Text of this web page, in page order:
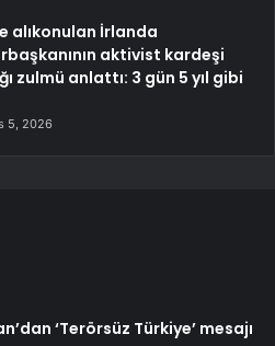
alıkonulan İrlanda
aktivist kardeşi
zulmü anlattı: 3 gün 5 yıl gibi
5, 2026
‘Terörsüz Türkiye’ mesajı